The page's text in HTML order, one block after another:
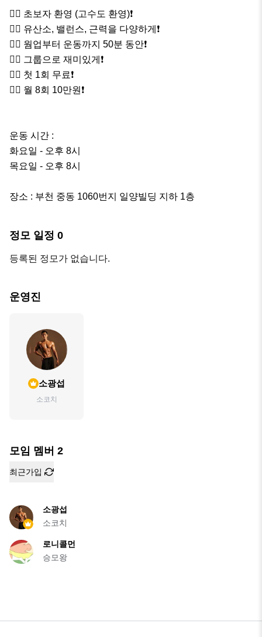
🏃‍♀️ 초보자 환영 (고수도 환영)❗️
🏃‍♂️ 유산소, 밸런스, 근력을 다양하게❗️
🏃‍♀️ 웜업부터 운동까지 50분 동안❗️
🏃‍♂️ 그룹으로 재미있게❗️
🏃‍♀️ 첫 1회 무료❗️
🏃‍♂️ 월 8회 10만원❗️
운동 시간 :
화요일 - 오후 8시
목요일 - 오후 8시
장소 : 부천 중동 1060번지 일양빌딩 지하 1층
정모 일정 0
등록된 정모가 없습니다.
운영진
소광섭
소코치
모임 멤버 2
최근가입
소광섭
소코치
로니콜먼
승모왕